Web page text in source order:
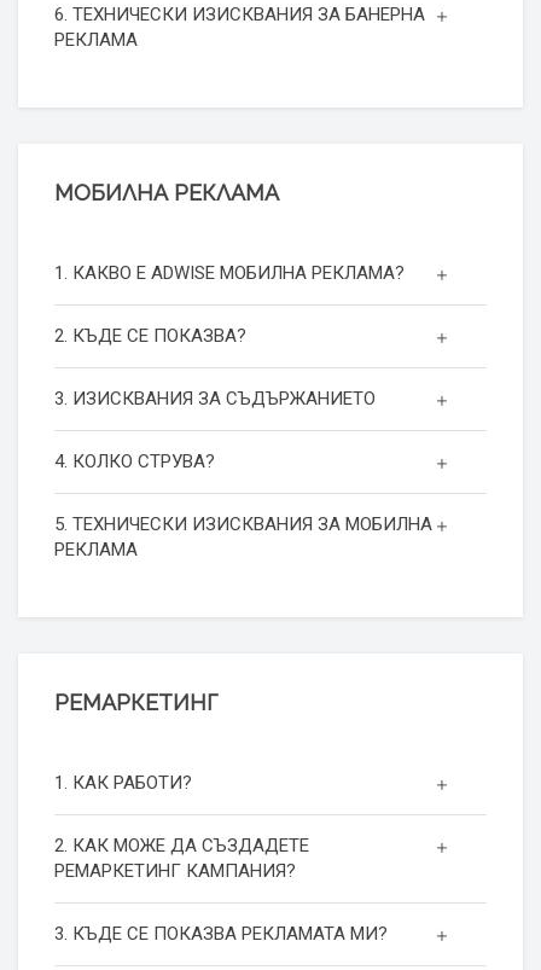
6. ТЕХНИЧЕСКИ ИЗИСКВАНИЯ ЗА БАНЕРНА
РЕКЛАМА
МОБИЛНА РЕКЛАМА
1. КАКВО Е ADWISE МОБИЛНА РЕКЛАМА?
2. КЪДЕ СЕ ПОКАЗВА?
3. ИЗИСКВАНИЯ ЗА СЪДЪРЖАНИЕТО
4. КОЛКО СТРУВА?
5. ТЕХНИЧЕСКИ ИЗИСКВАНИЯ ЗА МОБИЛНА
РЕКЛАМА
РЕМАРКЕТИНГ
1. КАК РАБОТИ?
2. КАК МОЖЕ ДА СЪЗДАДЕТЕ
РЕМАРКЕТИНГ КАМПАНИЯ?
3. КЪДЕ СЕ ПОКАЗВА РЕКЛАМАТА МИ?